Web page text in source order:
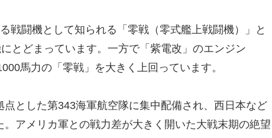
戦闘機として知られる「零戦（零式艦上戦闘機）」と
とどまっています。一方で「紫電改」のエンジン
馬力の「零戦」を大きく上回っています。
点とした第343海軍航空隊に集中配備され、西日本など
アメリカ軍との戦力差が大きく開いた大戦末期の絶望